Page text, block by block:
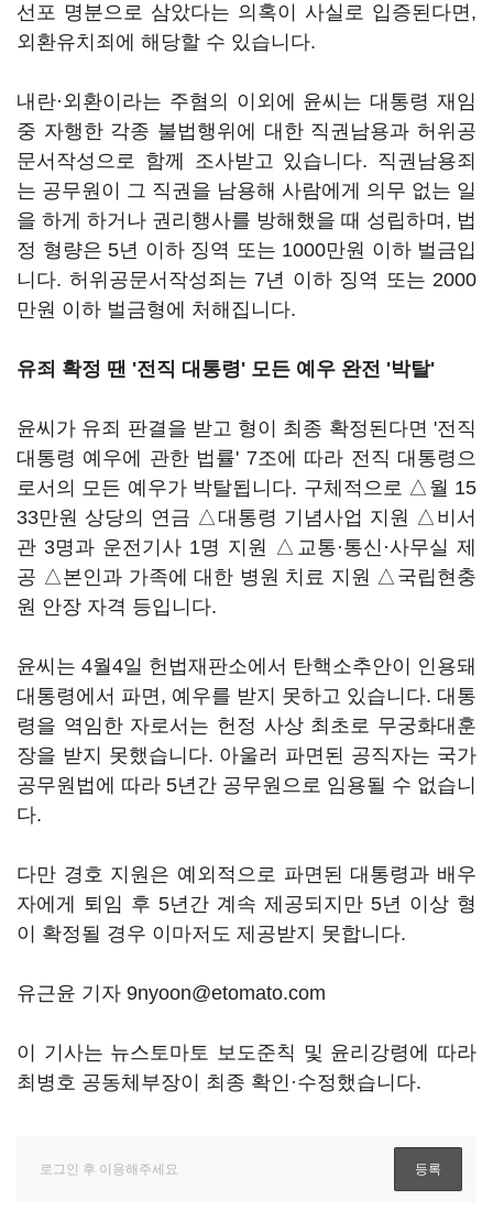
선포 명분으로 삼았다는 의혹이 사실로 입증된다면,
외환유치죄에 해당할 수 있습니다.
내란·외환이라는 주혐의 이외에 윤씨는 대통령 재임
중 자행한 각종 불법행위에 대한 직권남용과 허위공
문서작성으로 함께 조사받고 있습니다. 직권남용죄
는 공무원이 그 직권을 남용해 사람에게 의무 없는 일
을 하게 하거나 권리행사를 방해했을 때 성립하며, 법
정 형량은 5년 이하 징역 또는 1000만원 이하 벌금입
니다. 허위공문서작성죄는 7년 이하 징역 또는 2000
만원 이하 벌금형에 처해집니다.
유죄 확정 땐 '전직 대통령' 모든 예우 완전 '박탈'
윤씨가 유죄 판결을 받고 형이 최종 확정된다면 '전직
대통령 예우에 관한 법률' 7조에 따라 전직 대통령으
로서의 모든 예우가 박탈됩니다. 구체적으로 △월 15
33만원 상당의 연금 △대통령 기념사업 지원 △비서
관 3명과 운전기사 1명 지원 △교통·통신·사무실 제
공 △본인과 가족에 대한 병원 치료 지원 △국립현충
원 안장 자격 등입니다.
윤씨는 4월4일 헌법재판소에서 탄핵소추안이 인용돼
대통령에서 파면, 예우를 받지 못하고 있습니다. 대통
령을 역임한 자로서는 헌정 사상 최초로 무궁화대훈
장을 받지 못했습니다. 아울러 파면된 공직자는 국가
공무원법에 따라 5년간 공무원으로 임용될 수 없습니
다.
다만 경호 지원은 예외적으로 파면된 대통령과 배우
자에게 퇴임 후 5년간 계속 제공되지만 5년 이상 형
이 확정될 경우 이마저도 제공받지 못합니다.
유근윤 기자 9nyoon@etomato.com
이 기사는 뉴스토마토 보도준칙 및 윤리강령에 따라
최병호 공동체부장이 최종 확인·수정했습니다.